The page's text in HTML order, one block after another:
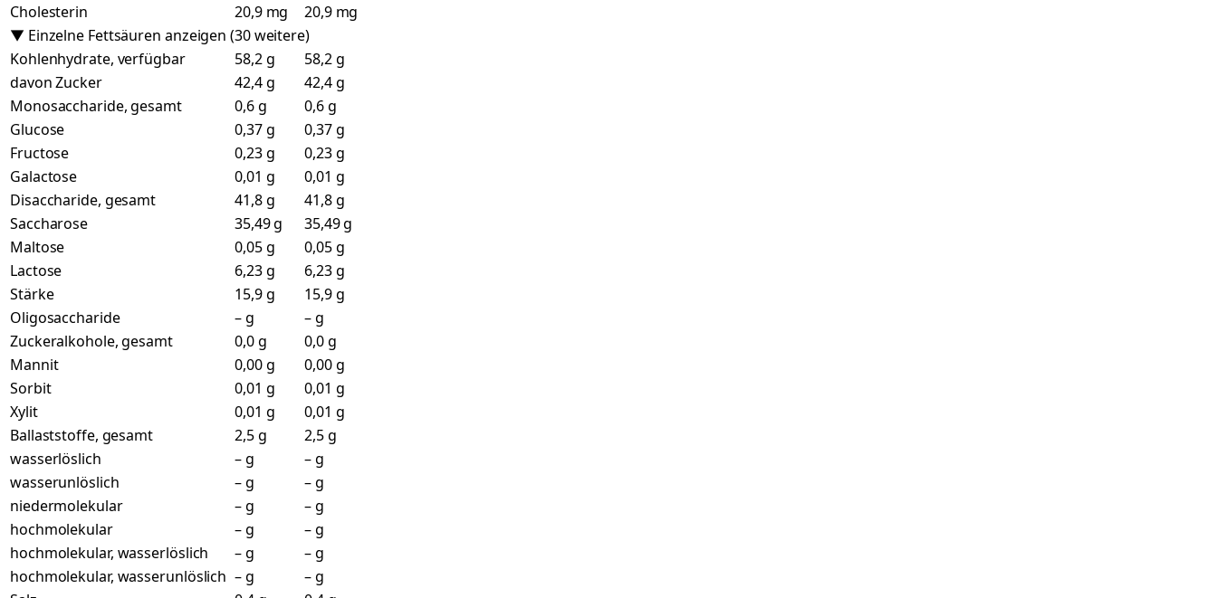
Cholesterin
20,9 mg
20,9 mg
▼ Einzelne Fettsäuren anzeigen (30 weitere)
Kohlenhydrate, verfügbar
58,2 g
58,2 g
davon Zucker
42,4 g
42,4 g
Monosaccharide, gesamt
0,6 g
0,6 g
Glucose
0,37 g
0,37 g
Fructose
0,23 g
0,23 g
Galactose
0,01 g
0,01 g
Disaccharide, gesamt
41,8 g
41,8 g
Saccharose
35,49 g
35,49 g
Maltose
0,05 g
0,05 g
Lactose
6,23 g
6,23 g
Stärke
15,9 g
15,9 g
Oligosaccharide
– g
– g
Zuckeralkohole, gesamt
0,0 g
0,0 g
Mannit
0,00 g
0,00 g
Sorbit
0,01 g
0,01 g
Xylit
0,01 g
0,01 g
Ballaststoffe, gesamt
2,5 g
2,5 g
wasserlöslich
– g
– g
wasserunlöslich
– g
– g
niedermolekular
– g
– g
hochmolekular
– g
– g
hochmolekular, wasserlöslich
– g
– g
hochmolekular, wasserunlöslich – g
– g